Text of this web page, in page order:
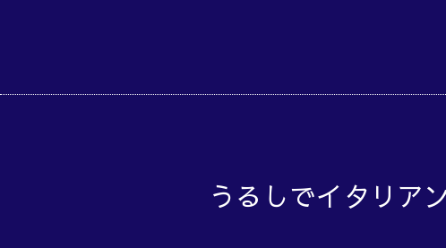
うるしでイタ